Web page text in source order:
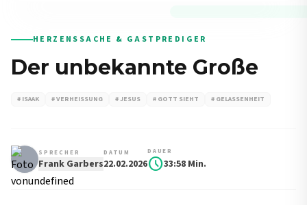
HERZENSSACHE & GASTPREDIGER
Der unbekannte Große
# ISAAK # VERHEISSUNG # JESUS # GOTT SIEHT # GELASSENHEIT
SPRECHER
Frank Garbers
DATUM
22.02.2026
DAUER
schedule33:58 Min.